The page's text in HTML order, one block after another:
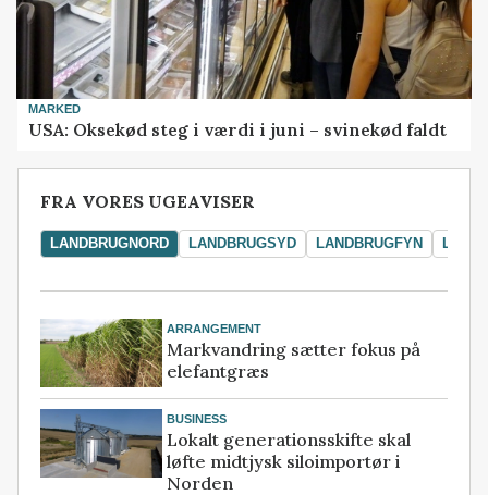
MARKED
USA: Oksekød steg i værdi i juni – svinekød faldt
FRA VORES UGEAVISER
LANDBRUGNORD LANDBRUGSYD LANDBRUGFYN
ARRANGEMENT
Markvandring sætter fokus på
elefantgræs
BUSINESS
Lokalt generationsskifte skal
løfte midtjysk siloimportør i
Norden